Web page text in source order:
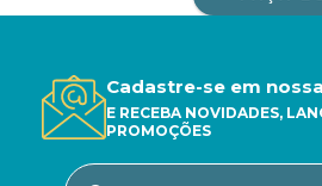
Cadastre-se em
E RECEBA NOVIDADES,
PROMOÇÕES